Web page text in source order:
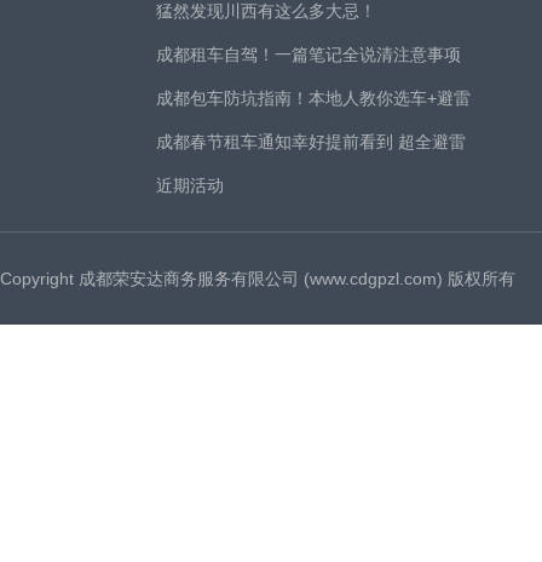
猛然发现川西有这么多大忌！
成都租车自驾！一篇笔记全说清注意事项
成都包车防坑指南！本地人教你选车+避雷
成都春节租车通知幸好提前看到 超全避雷
近期活动
Copyright 成都荣安达商务服务有限公司 (www.cdgpzl.com) 版权所有